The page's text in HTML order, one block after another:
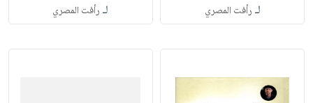
لـ رأفت المصري لـ رأفت المصري